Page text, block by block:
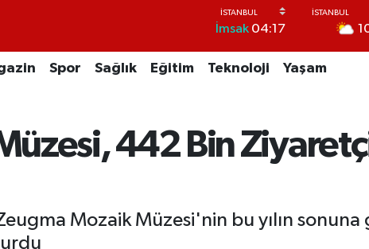
İmsak 04:17
Spor Sağlık Eğitim Teknoloji Yaşam
442 Bin
Mozaik Müzesi'nin bu yılın